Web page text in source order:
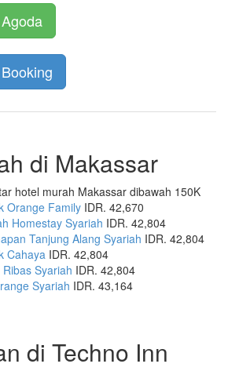
Agoda
Booking
di Makassar
hotel murah Makassar dibawah 150K
Orange Family IDR. 42,670
Homestay Syariah IDR. 42,804
Tanjung Alang Syariah IDR. 42,804
Cahaya IDR. 42,804
Syariah IDR. 42,804
Syariah IDR. 43,164
di Techno Inn